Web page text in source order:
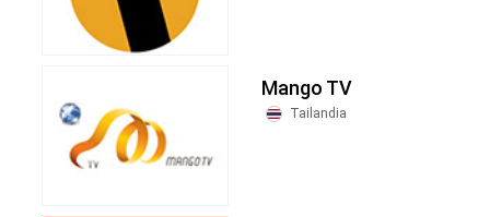
Mango TV
Tailandia